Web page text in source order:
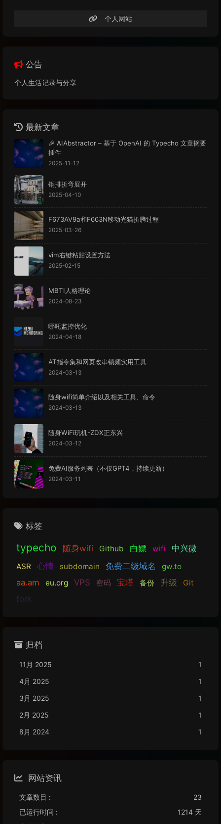
个人网站
公告
个人生活记录与分享
最新文章
🎉 AIAbstractor – 基于 OpenAI 的 Typecho 文章摘要
插件
2025-11-12
铜排折弯展开
2025-04-10
F673AV9a和F663N移动光猫折腾过程
2025-03-26
vim右键粘贴设置方法
2025-02-15
MBTI人格理论
2024-08-23
哪吒监控优化
2024-04-18
AT指令集和网页改串锁频实用工具
2024-03-13
随身wifi简单介绍以及相关工具、命令
2024-03-13
随身WiFi玩机-ZDX正东兴
2024-03-12
免费AI服务列表（不仅GPT4，持续更新）
2024-03-11
标签
typecho 随身wifi Github 白嫖 wifi 中兴微
ASR 心情 subdomain 免费二级域名 gw.to
aa.am eu.org VPS 密码 宝塔 备份 升级 Git
fork
归档
11月 2025
1
4月 2025
1
3月 2025
1
2月 2025
1
8月 2024
1
网站资讯
文章数目 :
23
已运行时间 :
1214 天